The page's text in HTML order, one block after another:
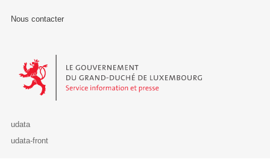
Nous contacter
Le Gouvernement du Grand-Duché de Luxembourg - Service
udata
udata-front